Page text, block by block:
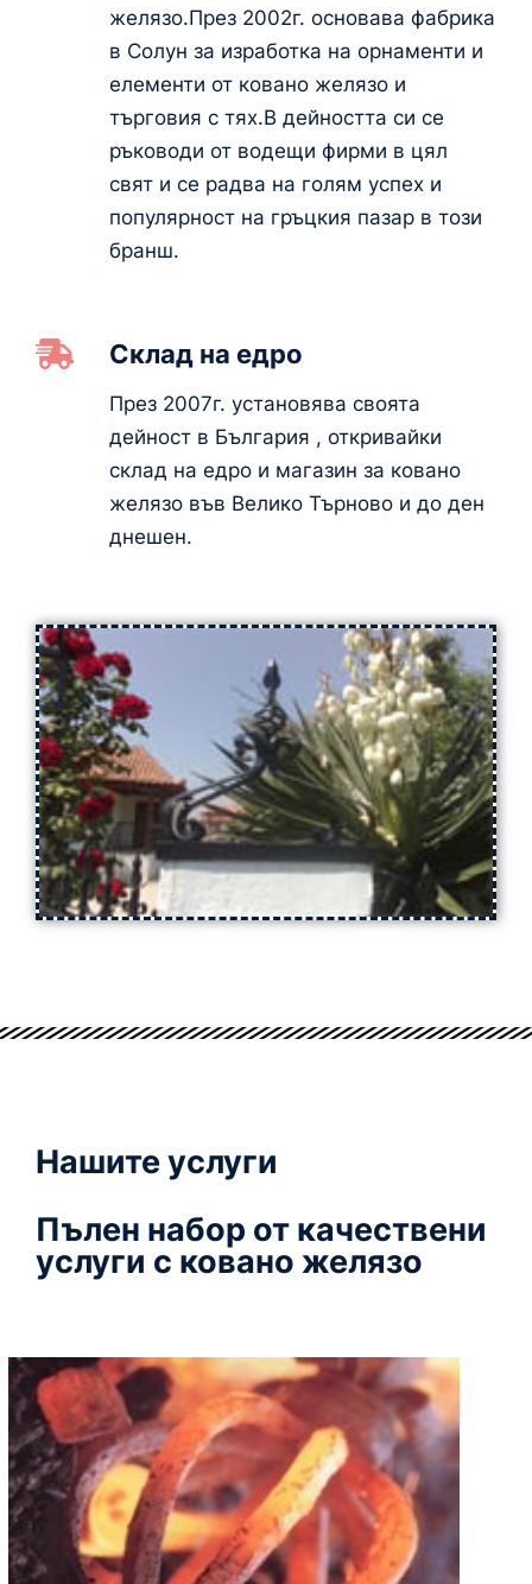
желязо.През 2002г. основава фабрика
в Солун за изработка на орнаменти и
елементи от ковано желязо и
търговия с тях.В дейността си се
ръководи от водещи фирми в цял
свят и се радва на голям успех и
популярност на гръцкия пазар в този
бранш.
Склад на едро
През 2007г. установява своята
дейност в България , откривайки
склад на едро и магазин за ковано
желязо във Велико Търново и до ден
днешен.
Нашите услуги
Пълен набор от качествени
услуги с ковано желязо